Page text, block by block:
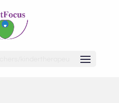
kindertherapeu